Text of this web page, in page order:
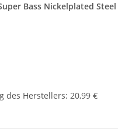
Bass Nickelplated
des Herstellers: 20,99 €